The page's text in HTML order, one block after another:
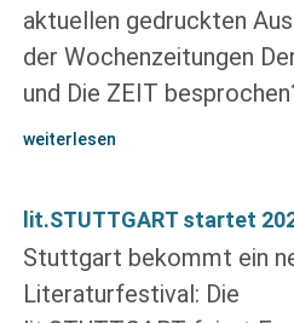
aktuellen gedruckten
der Wochenzeitungen
und Die ZEIT
weiterlesen
lit.STUTTGART startet
Stuttgart bekommt ein
Literaturfestival: Die